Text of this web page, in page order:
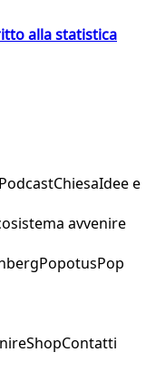
alla statistica
PodcastChiesaIdee e
avvenire
PopotusPop
ShopContatti